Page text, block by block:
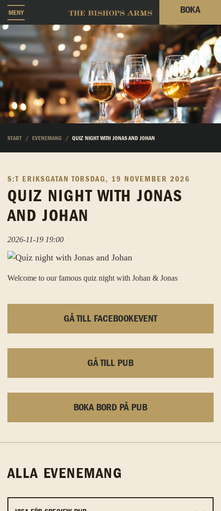
MENY BOKA
START EVENEMANG QUIZ NIGHT WITH JONAS AND JOHAN
S:T ERIKSGATAN TORSDAG, 19 NOVEMBER 2026
QUIZ NIGHT WITH JONAS
AND JOHAN
2026-11-19 19:00
Welcome to our famous quiz night with Johan & Jonas
GÅ TILL FACEBOOKEVENT
GÅ TILL PUB
BOKA BORD PÅ PUB
ALLA EVENEMANG